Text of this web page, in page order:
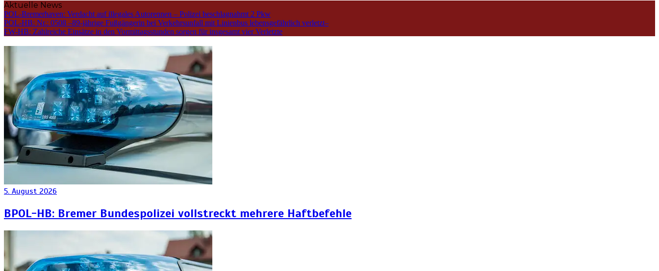
Aktuelle News
POL-Bremerhaven: Verdacht auf illegales Autorennen – Polizei beschlagnahmt 2 Pkw
POL-HB: Nr.: 0508 –89-jährige Fußgängerin bei Verkehrsunfall mit Linienbus lebensgefährlich verletzt–
FW-HB: Zahlreiche Einsätze in den Vormittagsstunden sorgen für insgesamt vier Verletzte
5. August 2026
BPOL-HB: Bremer Bundespolizei vollstreckt mehrere Haftbefehle